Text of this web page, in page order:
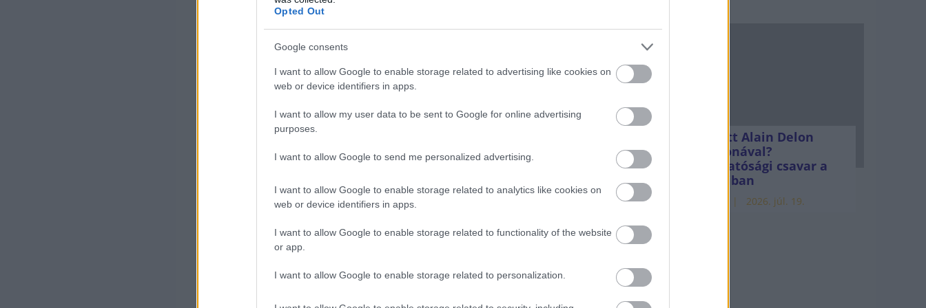
Opted Out
Google consents
I want to allow Google to enable storage related to advertising like cookies on
web or device identifiers in apps.
I want to allow my user data to be sent to Google for online advertising
purposes.
I want to allow Google to send me personalized advertising.
I want to allow Google to enable storage related to analytics like cookies on
web or device identifiers in apps.
I want to allow Google to enable storage related to functionality of the website
or app.
I want to allow Google to enable storage related to personalization.
alig több mint 4 millió autó futott a magyar
utakon.
Sokan úgy vélik, hogy a számottevően kevesebb kár következtében
csökkennie kellene a kötelező biztosítás díjának. Ennek kapcsán
ugyanakkor fontos látni, hogy miközben a károk száma tavaly 23
százalékkal csökkent, addig a biztosítók 86 milliárd forintos
keletkezett, „lemezkárok” – összege, illetve az a pénz adja ki, amit a
(például a személyi sérültek ellátására vagy járadékára) tartalékolnak).
Mi lett Alain Delon
vagyonával?
Adóhatósági csavar a
sztoriban
2026. júl. 19.